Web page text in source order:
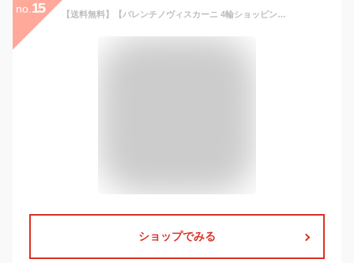
no. 15 【送料無料】【バレンチノヴィスカーニ 4輪ショッピングカート No.15176】 ショッピングバッグ キャリーバッグ キャリーカート 買い物カート 四輪 おしゃれ 買い物バッグ
ショップでみる